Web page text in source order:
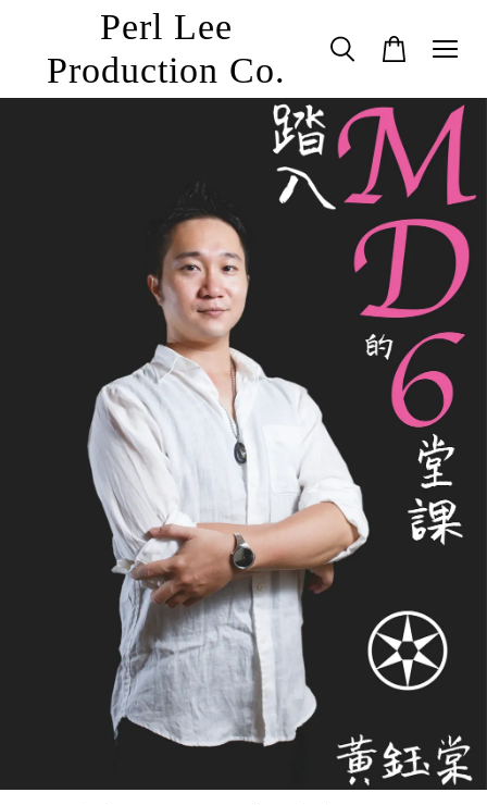
Perl Lee
Production Co.